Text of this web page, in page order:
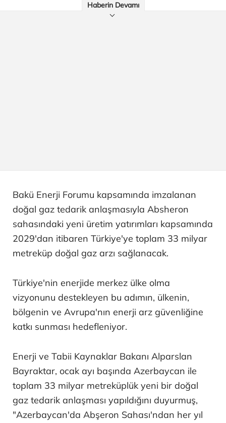
Haberin Devamı
Bakü Enerji Forumu kapsamında imzalanan
doğal gaz tedarik anlaşmasıyla Absheron
sahasındaki yeni üretim yatırımları kapsamında
2029'dan itibaren Türkiye'ye toplam 33 milyar
metreküp doğal gaz arzı sağlanacak.
Türkiye'nin enerjide merkez ülke olma
vizyonunu destekleyen bu adımın, ülkenin,
bölgenin ve Avrupa'nın enerji arz güvenliğine
katkı sunması hedefleniyor.
Enerji ve Tabii Kaynaklar Bakanı Alparslan
Bayraktar, ocak ayı başında Azerbaycan ile
toplam 33 milyar metreküplük yeni bir doğal
gaz tedarik anlaşması yapıldığını duyurmuş,
"Azerbaycan'da Abşeron Sahası'ndan her yıl